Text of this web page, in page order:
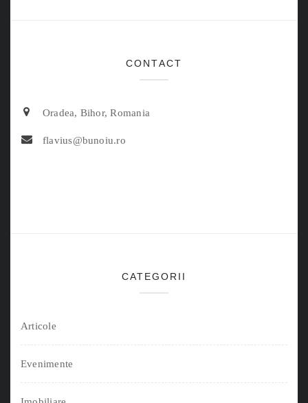
CONTACT
Oradea, Bihor, Romania
flavius@bunoiu.ro
CATEGORII
Articole
Evenimente